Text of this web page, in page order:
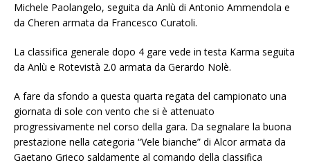
Michele Paolangelo, seguita da Anlù di Antonio Ammendola e
da Cheren armata da Francesco Curatoli.
La classifica generale dopo 4 gare vede in testa Karma seguita
da Anlù e Rotevistà 2.0 armata da Gerardo Nolè.
A fare da sfondo a questa quarta regata del campionato una
giornata di sole con vento che si è attenuato
progressivamente nel corso della gara. Da segnalare la buona
prestazione nella categoria “Vele bianche” di Alcor armata da
Gaetano Grieco saldamente al comando della classifica